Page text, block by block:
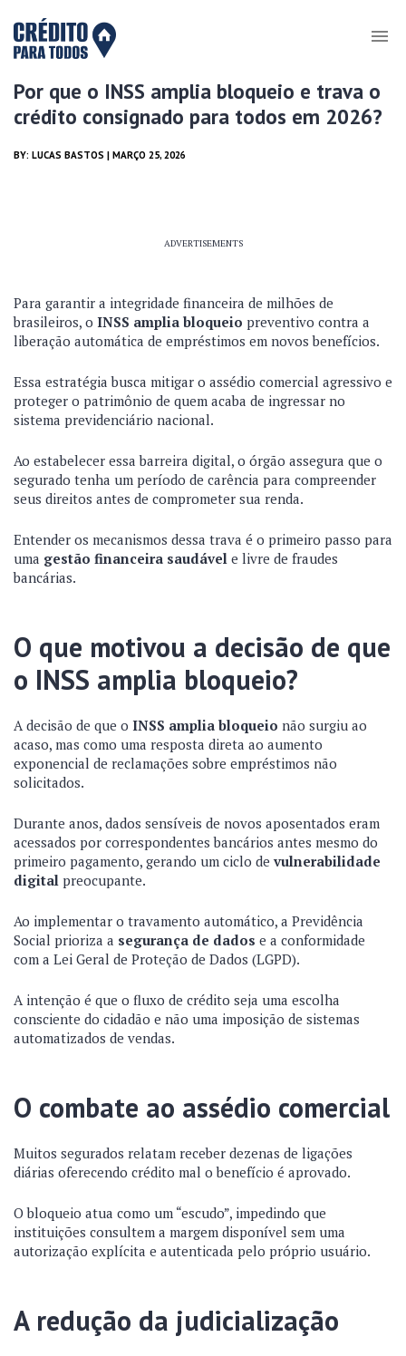
Por que o INSS amplia bloqueio e trava o
crédito consignado para todos em 2026?
BY: LUCAS BASTOS | MARÇO 25, 2026
ADVERTISEMENTS
Para garantir a integridade financeira de milhões de
brasileiros, o INSS amplia bloqueio preventivo contra a
liberação automática de empréstimos em novos benefícios.
Essa estratégia busca mitigar o assédio comercial agressivo e
proteger o patrimônio de quem acaba de ingressar no
sistema previdenciário nacional.
Ao estabelecer essa barreira digital, o órgão assegura que o
segurado tenha um período de carência para compreender
seus direitos antes de comprometer sua renda.
Entender os mecanismos dessa trava é o primeiro passo para
uma gestão financeira saudável e livre de fraudes
bancárias.
O que motivou a decisão de que
o INSS amplia bloqueio?
A decisão de que o INSS amplia bloqueio não surgiu ao
acaso, mas como uma resposta direta ao aumento
exponencial de reclamações sobre empréstimos não
solicitados.
Durante anos, dados sensíveis de novos aposentados eram
acessados por correspondentes bancários antes mesmo do
primeiro pagamento, gerando um ciclo de vulnerabilidade
digital preocupante.
Ao implementar o travamento automático, a Previdência
Social prioriza a segurança de dados e a conformidade
com a Lei Geral de Proteção de Dados (LGPD).
A intenção é que o fluxo de crédito seja uma escolha
consciente do cidadão e não uma imposição de sistemas
automatizados de vendas.
O combate ao assédio comercial
Muitos segurados relatam receber dezenas de ligações
diárias oferecendo crédito mal o benefício é aprovado.
O bloqueio atua como um “escudo”, impedindo que
instituições consultem a margem disponível sem uma
autorização explícita e autenticada pelo próprio usuário.
A redução da judicialização